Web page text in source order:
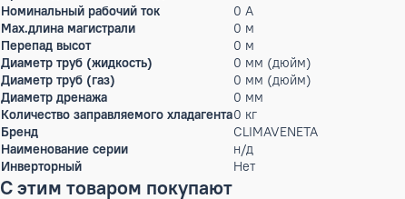
производительности агрегата, и для управления циклами
эксплуатационных и климатических параметров. Это
осуществляется посредством специальных устройств
пульт можно использовать для дистанционного управления
Характеристики
Режим работы
Статическое давление
0 Па
Мощность кондиционера
Производительность холод
Номинальный рабочий ток